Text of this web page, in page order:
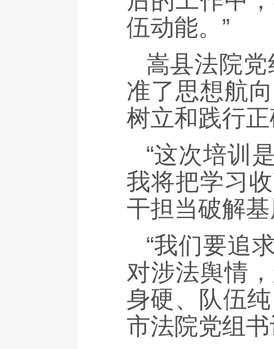
伍动能。”
嵩县法院
准了思想航
树立和践行
“这次培训
我将把学习
干担当破解
“我们要追
对涉法舆情
身硬、队伍
市法院党组